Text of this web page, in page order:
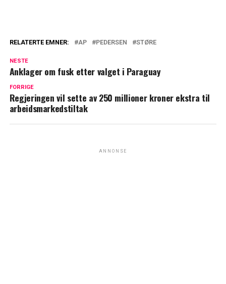
RELATERTE EMNER: AP PEDERSEN STØRE
NESTE
Anklager om fusk etter valget i Paraguay
FORRIGE
Regjeringen vil sette av 250 millioner kroner ekstra til
arbeidsmarkedstiltak
ANNONSE